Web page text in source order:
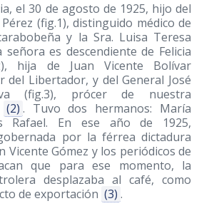
el 30 de agosto de 1925, hijo del
(fig.1), distinguido médico de
y la Sra. Luisa Teresa
señora es descendiente de Felicia
hija de Juan Vicente Bolívar
del Libertador, y del General José
(fig.3), prócer de nuestra
(2) . Tuvo dos hermanos: María
Rafael. En ese año de 1925,
por la férrea dictadura
Vicente Gómez y los periódicos de
que para ese momento, la
desplazaba al café, como
de exportación (3) .